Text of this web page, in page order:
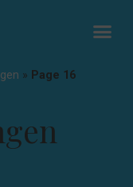
» Page 16